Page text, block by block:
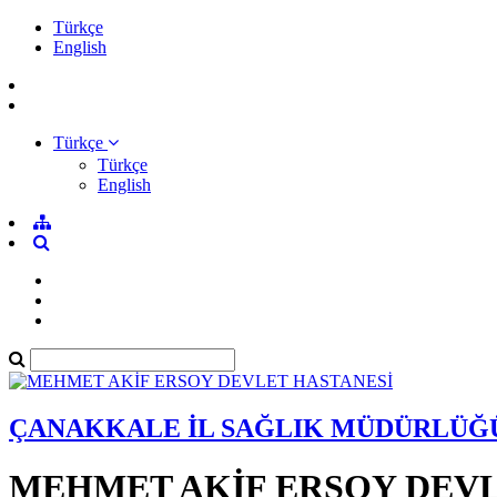
Türkçe
English
Türkçe
Türkçe
English
ÇANAKKALE İL SAĞLIK
MEHMET AKİF ERSOY